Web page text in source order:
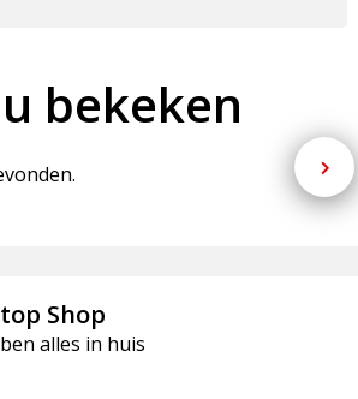
bekeken
Shop
alles in huis